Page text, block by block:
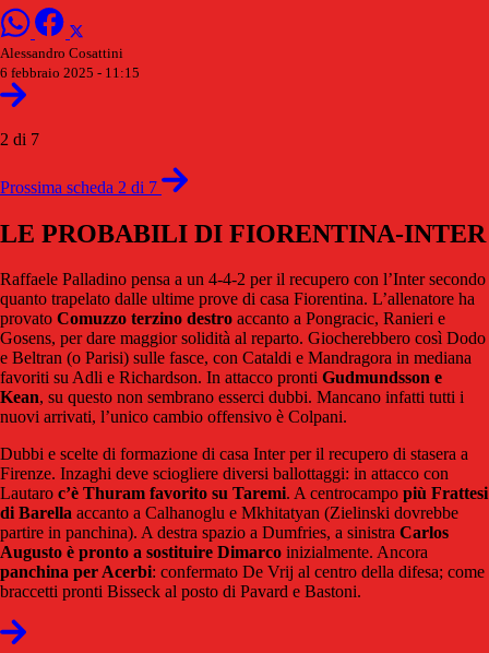
Alessandro Cosattini
6 febbraio 2025 - 11:15
2 di 7
Prossima scheda 2 di 7
LE PROBABILI DI FIORENTINA-INTER
Raffaele Palladino pensa a un 4-4-2 per il recupero con l’Inter secondo
quanto trapelato dalle ultime prove di casa Fiorentina. L’allenatore ha
provato Comuzzo terzino destro accanto a Pongracic, Ranieri e
Gosens, per dare maggior solidità al reparto. Giocherebbero così Dodo
e Beltran (o Parisi) sulle fasce, con Cataldi e Mandragora in mediana
favoriti su Adli e Richardson. In attacco pronti Gudmundsson e
Kean, su questo non sembrano esserci dubbi. Mancano infatti tutti i
nuovi arrivati, l’unico cambio offensivo è Colpani.
Dubbi e scelte di formazione di casa Inter per il recupero di stasera a
Firenze. Inzaghi deve sciogliere diversi ballottaggi: in attacco con
Lautaro c’è Thuram favorito su Taremi. A centrocampo più Frattesi
di Barella accanto a Calhanoglu e Mkhitatyan (Zielinski dovrebbe
partire in panchina). A destra spazio a Dumfries, a sinistra Carlos
Augusto è pronto a sostituire Dimarco inizialmente. Ancora
panchina per Acerbi: confermato De Vrij al centro della difesa; come
braccetti pronti Bisseck al posto di Pavard e Bastoni.